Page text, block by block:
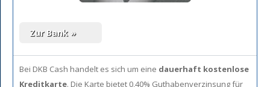
Bei DKB Cash handelt es sich um eine dauerhaft kostenlose
Kreditkarte. Die Karte bietet 0,40% Guthabenverzinsung für